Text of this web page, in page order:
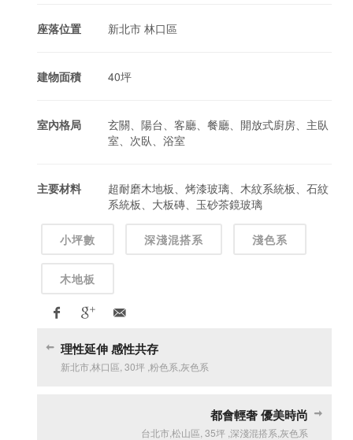
座落位置 新北市 林口區
建物面積 40坪
室內格局
玄關、陽台、客廳、餐廳、開放式廚房、主臥
室、次臥、浴室
主要材料
超耐磨木地板、烤漆玻璃、木紋系統板、石紋
系統板、大板磚、玉砂茶鏡玻璃
小坪數 深淺混搭系 淺色系
木地板
理性延伸 感性共存
新北市,林口區 ,30坪 粉色系 灰色系
都會輕奢 優美時尚
台北市,松山區 35坪, 深淺混搭系 灰色系